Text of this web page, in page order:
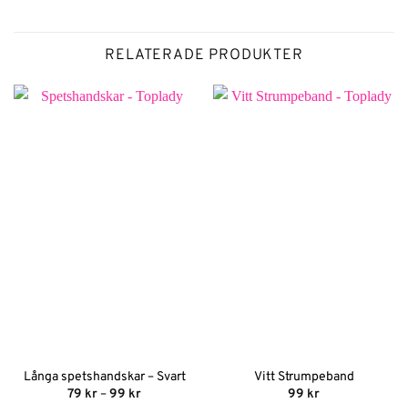
RELATERADE PRODUKTER
Långa spetshandskar – Svart
79 kr–99 krPrisintervall:
Vitt Strumpeband
99 kr